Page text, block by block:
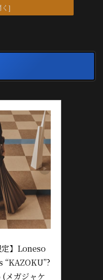
】Loneso
メガジャケ